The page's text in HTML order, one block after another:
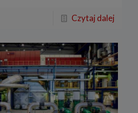
Czytaj dalej